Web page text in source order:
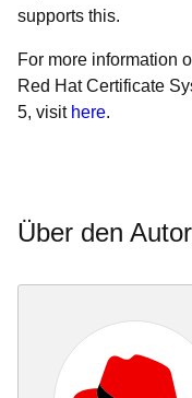
supports this.
For more information
Red Hat Certificate
5, visit here.
Über den Autor